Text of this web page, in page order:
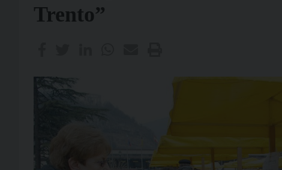
Trento”